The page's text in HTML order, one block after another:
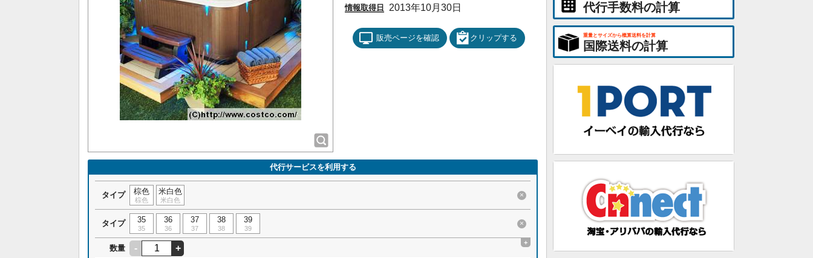
情報取得日 2013年10月30日
販売ページを確認 クリップする
代行サービスを利用する
タイプ 棕色
棕色
米白色
米白色
×
タイプ 35
35
36
36
37
37
38
38
39
39
×
数量 - +
+
代行手数料の計算
重量とサイズから概算送料を計算
国際送料の計算